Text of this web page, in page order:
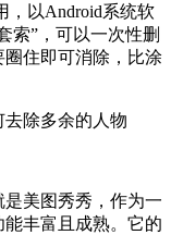
，以Android系统软
索”，可以一次性删
住即可消除，比涂
美图秀秀，作为一
丰富且成熟。它的